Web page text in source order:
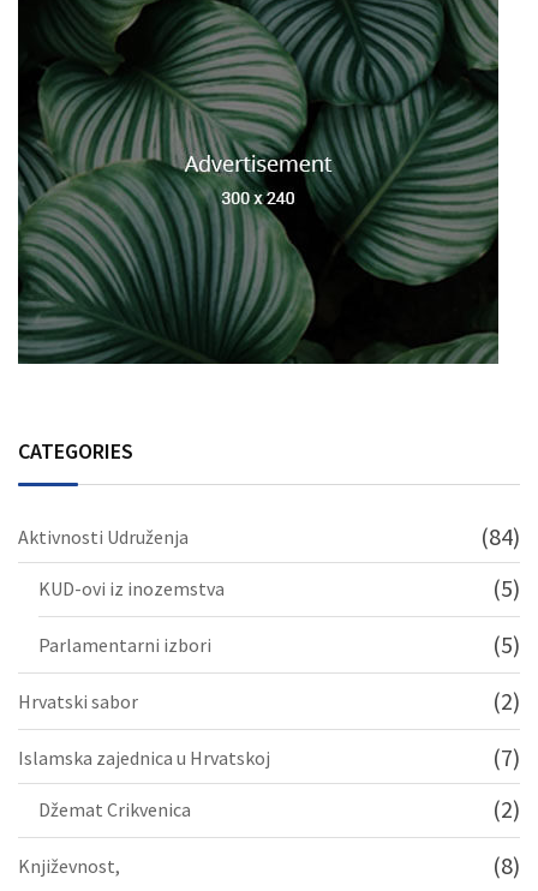
CATEGORIES
Aktivnosti Udruženja (84)
KUD-ovi iz inozemstva (5)
Parlamentarni izbori (5)
Hrvatski sabor (2)
Islamska zajednica u Hrvatskoj (7)
Džemat Crikvenica (2)
Književnost, (8)